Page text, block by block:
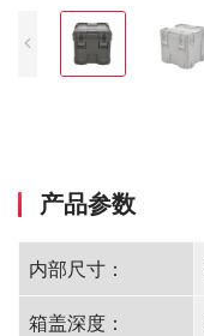
产品参数
内部尺寸：
箱盖深度：